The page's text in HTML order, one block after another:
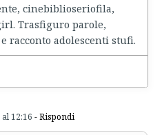
cinebiblioseriofila,
Trasfiguro parole,
racconto adolescenti stufi.
12:16 - Rispondi